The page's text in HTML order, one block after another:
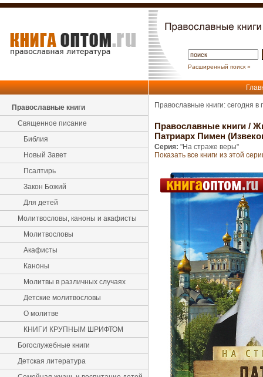
Расширенный поиск »
Православные книги
Священное писание
Библия
Новый Завет
Псалтирь
Закон Божий
Для детей
Молитвословы, каноны и акафисты
Молитвословы
Акафисты
Каноны
Молитвы в различных случаях
Детские молитвословы
О молитве
КНИГИ КРУПНЫМ ШРИФТОМ
Богослужебные книги
Детская литература
Православные книги: сегодня
Православные книги /
Патриарх Пимен
Серия: "На страже веры"
Показать все книги из этой